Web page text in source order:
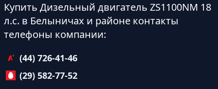
Купить Дизельный двигатель ZS1100NM 18
л.с. в Белыничах и районе контакты
телефоны компании:
(44) 726-41-46
(29) 582-77-52